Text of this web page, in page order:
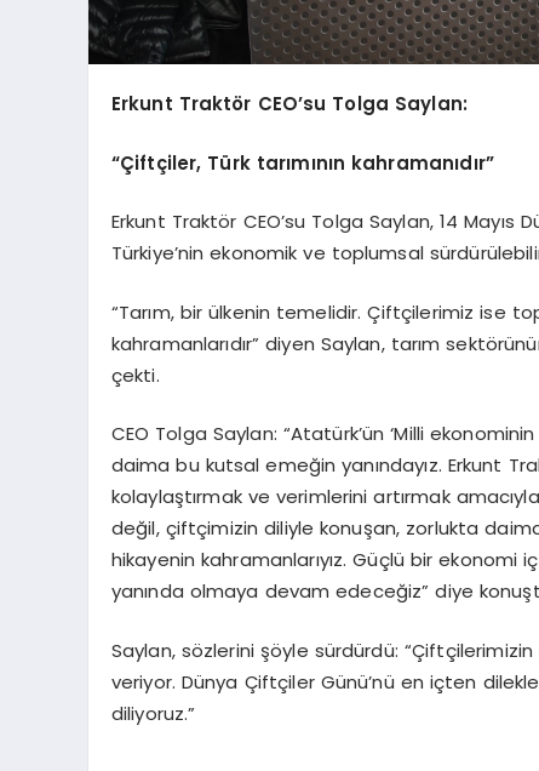
Erkunt Traktör CEO’su Tolga Saylan:
“Çiftçiler, Türk tarımının kahramanıdır”
Erkunt Traktör CEO’su Tolga Saylan, 14 Mayıs
Türkiye’nin ekonomik ve toplumsal
“Tarım, bir ülkenin temelidir. Çiftçilerimiz ise
kahramanlarıdır” diyen Saylan, tarım
çekti.
CEO Tolga Saylan: “Atatürk’ün ‘Milli
daima bu kutsal emeğin yanındayız. Erkunt
kolaylaştırmak ve verimlerini artırmak
değil, çiftçimizin diliyle konuşan, zorlukta
hikayenin kahramanlarıyız. Güçlü bir ekonomi
yanında olmaya devam edeceğiz” diye
Saylan, sözlerini şöyle sürdürdü:
veriyor. Dünya Çiftçiler Günü’nü en içten
diliyoruz.”